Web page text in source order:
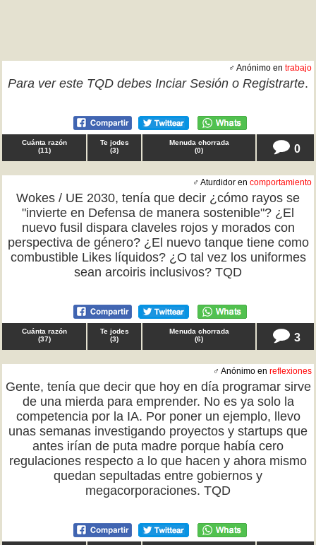
♂ Anónimo en trabajo
Para ver este TQD debes Inciar Sesión o Registrarte.
Cuánta razón
(11)
Te jodes
(3)
Menuda chorrada
(0) 0
♂ Aturdidor en comportamiento
Wokes / UE 2030, tenía que decir ¿cómo rayos se
"invierte en Defensa de manera sostenible"? ¿El
nuevo fusil dispara claveles rojos y morados con
perspectiva de género? ¿El nuevo tanque tiene como
combustible Likes líquidos? ¿O tal vez los uniformes
sean arcoiris inclusivos? TQD
Cuánta razón
(37)
Te jodes
(3)
Menuda chorrada
(6) 3
♂ Anónimo en reflexiones
Gente, tenía que decir que hoy en día programar sirve
de una mierda para emprender. No es ya solo la
competencia por la IA. Por poner un ejemplo, llevo
unas semanas investigando proyectos y startups que
antes irían de puta madre porque había cero
regulaciones respecto a lo que hacen y ahora mismo
quedan sepultadas entre gobiernos y
megacorporaciones. TQD